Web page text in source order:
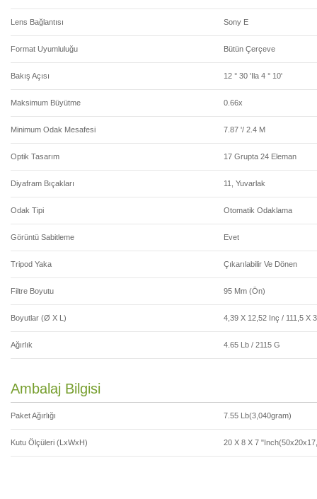
Lens Bağlantısı Sony E
Format Uyumluluğu Bütün Çerçeve
Bakış Açısı 12 ° 30 'ila 4 ° 10'
Maksimum Büyütme 0.66x
Minimum Odak Mesafesi 7.87 '/ 2.4 M
Optik Tasarım 17 Grupta 24 Eleman
Diyafram Bıçakları 11, Yuvarlak
Odak Tipi Otomatik Odaklama
Görüntü Sabitleme Evet
Tripod Yaka Çıkarılabilir Ve Dönen
Filtre Boyutu 95 Mm (Ön)
Boyutlar (ø X L) 4,39 X 12,52 Inç / 111,5 X
Ağırlık 4.65 Lb / 2115 G
Ambalaj Bilgisi
Paket Ağırlığı 7.55 Lb(3,040gram)
Kutu Ölçüleri (LxWxH) 20 X 8 X 7